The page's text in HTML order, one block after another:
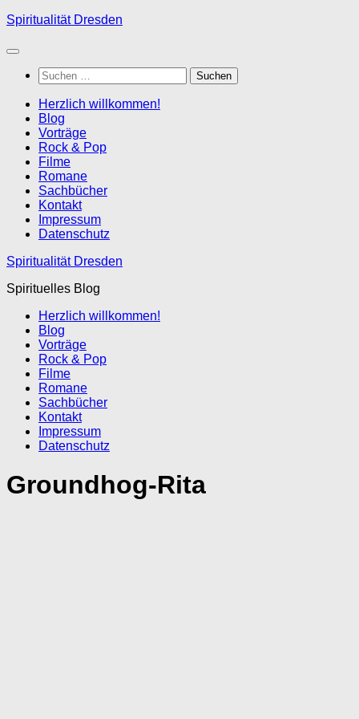
Zum
springen
Spiritualität Dresden
Suchen
nach:
Herzlich willkommen!
Blog
Vorträge
Rock & Pop
Filme
Romane
Sachbücher
Kontakt
Impressum
Datenschutz
Spiritualität Dresden
Spirituelles Blog
Herzlich willkommen!
Blog
Vorträge
Rock & Pop
Filme
Romane
Sachbücher
Kontakt
Impressum
Datenschutz
Groundhog-Rita